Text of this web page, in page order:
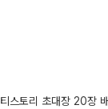
티스토리 초대장 20장